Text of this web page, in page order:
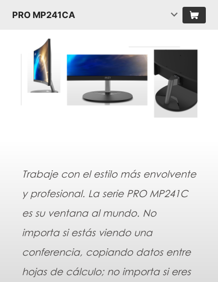
PRO MP241CA
Trabaje con el estilo más envolvente
y profesional. La serie PRO MP241C
es su ventana al mundo. No
importa si estás viendo una
conferencia, copiando datos entre
hojas de cálculo; no importa si eres